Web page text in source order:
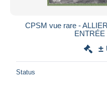
CPSM vue rare -
ENTRÉE
±
Status